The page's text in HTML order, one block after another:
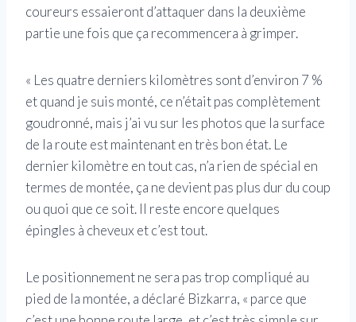
coureurs essaieront d’attaquer dans la deuxième
partie une fois que ça recommencera à grimper.
« Les quatre derniers kilomètres sont d’environ 7 %
et quand je suis monté, ce n’était pas complètement
goudronné, mais j’ai vu sur les photos que la surface
de la route est maintenant en très bon état. Le
dernier kilomètre en tout cas, n’a rien de spécial en
termes de montée, ça ne devient pas plus dur du coup
ou quoi que ce soit. Il reste encore quelques
épingles à cheveux et c’est tout.
Le positionnement ne sera pas trop compliqué au
pied de la montée, a déclaré Bizkarra, « parce que